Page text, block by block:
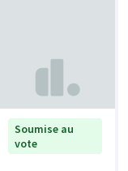
Soumise au
vote